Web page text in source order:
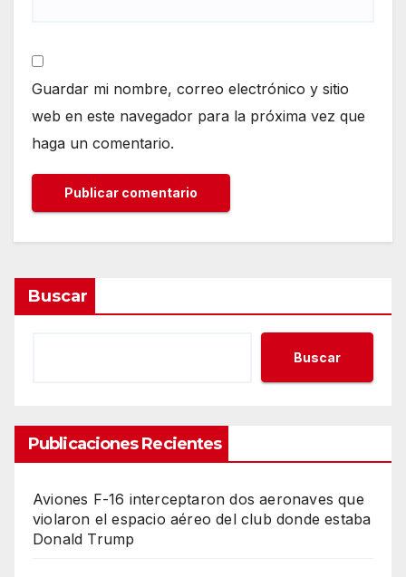
Guardar mi nombre, correo electrónico y sitio
web en este navegador para la próxima vez que
haga un comentario.
Buscar
Buscar
Publicaciones Recientes
Aviones F-16 interceptaron dos aeronaves que
violaron el espacio aéreo del club donde estaba
Donald Trump